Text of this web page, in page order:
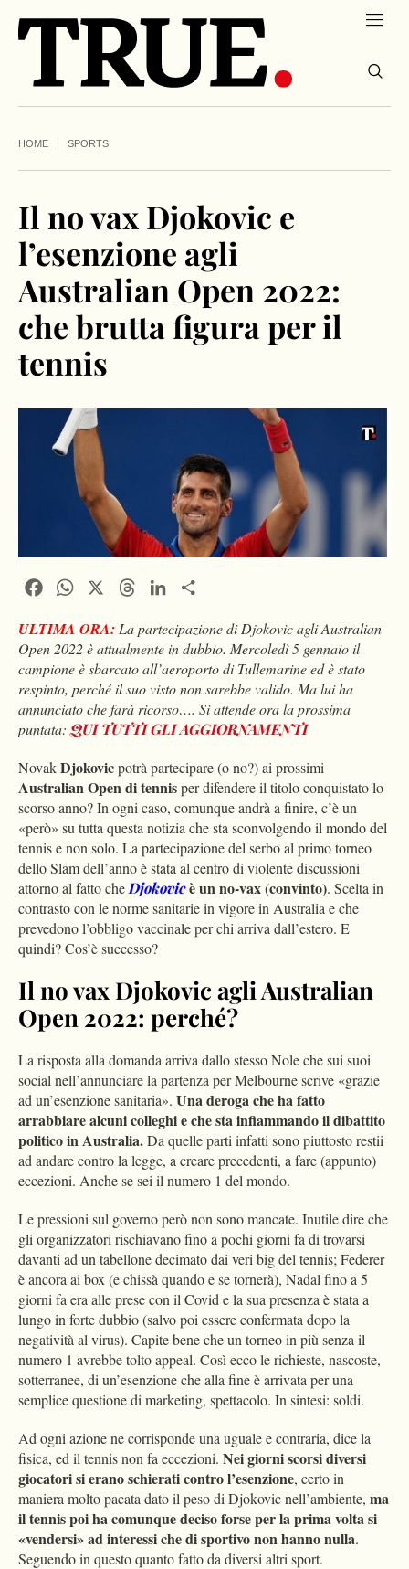
HOME SPORTS
Il no vax Djokovic e
l’esenzione agli
Australian Open 2022:
che brutta figura per il
tennis
FacebookWhatsApp ThreadsLinkedIn
ULTIMA ORA: La partecipazione di Djokovic agli Australian
Open 2022 è attualmente in dubbio. Mercoledì 5 gennaio il
campione è sbarcato all’aeroporto di Tullemarine ed è stato
respinto, perché il suo visto non sarebbe valido. Ma lui ha
annunciato che farà ricorso…. Si attende ora la prossima
puntata: QUI TUTTI GLI AGGIORNAMENTI
NovakDjokovicpotrà partecipare (o no?) ai prossimi
Australian Open di tennisper difendere il titolo conquistato lo
scorso anno? In ogni caso, comunque andrà a finire, c’è un
«però» su tutta questa notizia che sta sconvolgendo il mondo del
tennis e non solo. La partecipazione del serbo al primo torneo
dello Slam dell’anno è stata al centro di violente discussioni
attorno al fatto che Djokovicè un no-vax (convinto). Scelta in
contrasto con le norme sanitarie in vigore in Australia e che
prevedono l’obbligo vaccinale per chi arriva dall’estero. E
quindi? Cos’è successo?
Il no vax Djokovic agli Australian
Open 2022: perché?
La risposta alla domanda arriva dallo stesso Nole che sui suoi
social nell’annunciare la partenza per Melbourne scrive «grazie
ad un’esenzione sanitaria». Una deroga che ha fatto
arrabbiare alcuni colleghi e che sta infiammando il dibattito
politico in Australia.Da quelle parti infatti sono piuttosto restii
ad andare contro la legge, a creare precedenti, a fare (appunto)
eccezioni. Anche se sei il numero 1 del mondo.
Le pressioni sul governo però non sono mancate. Inutile dire che
gli organizzatori rischiavano fino a pochi giorni fa di trovarsi
davanti ad un tabellone decimato dai veri big del tennis; Federer
è ancora ai box (e chissà quando e se tornerà), Nadal fino a 5
giorni fa era alle prese con il Covid e la sua presenza è stata a
lungo in forte dubbio (salvo poi essere confermata dopo la
negatività al virus). Capite bene che un torneo in più senza il
numero 1 avrebbe tolto appeal. Così ecco le richieste, nascoste,
sotterranee, di un’esenzione che alla fine è arrivata per una
semplice questione di marketing, spettacolo. In sintesi: soldi.
Ad ogni azione ne corrisponde una uguale e contraria, dice la
fisica, ed il tennis non fa eccezioni. Nei giorni scorsi diversi
giocatori si erano schierati contro l’esenzione, certo in
maniera molto pacata dato il peso di Djokovic nell’ambiente, ma
il tennis poi ha comunque deciso forse per la prima volta si
«vendersi» ad interessi che di sportivo non hanno nulla.
Seguendo in questo quanto fatto da diversi altri sport.